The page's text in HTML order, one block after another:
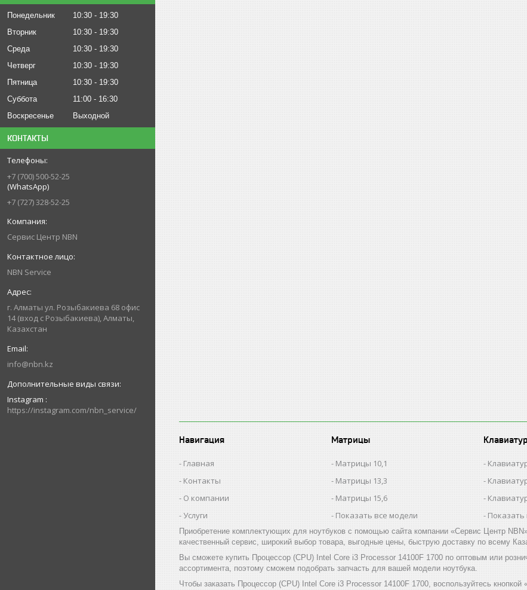
Понедельник 10:30
19:30
Вторник
10:30
19:30
Среда
10:30
19:30
Четверг
10:30
19:30
Пятница
10:30
19:30
Суббота
11:00
16:30
Воскресенье
Выходной
КОНТАКТЫ
+7 (700) 500-52-25
(WhatsApp)
+7 (727) 328-52-25
Сервис Центр NBN
NBN Service
г. Алматы ул. Розыбакиева 68 офис
14 (вход с Розыбакиева), Алматы,
Казахстан
info@nbn.kz
Instagram
https://instagram.com/nbn_service/
Навигация
Главная
Контакты
О компании
Услуги
Матрицы
Матрицы 10,1
Матрицы 13,3
Матрицы 15,6
Показать все модели
Показать
Приобретение комплектующих для ноутбуков с помощью сайта компании «Сервис Центр
качественный сервис, широкий выбор товара, выгодные цены, быструю доставку по всему
Вы сможете купить Процессор (CPU) Intel Core i3 Processor 14100F 1700 по оптовым или
ассортимента, поэтому сможем подобрать запчасть для вашей модели ноутбука.
Чтобы заказать Процессор (CPU) Intel Core i3 Processor 14100F 1700, воспользуйтесь